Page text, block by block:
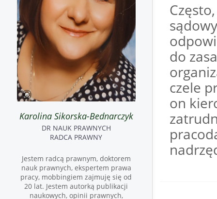
do
czele
on
Karolina Sikorska-Bednarczyk
DR NAUK PRAWNYCH
RADCA PRAWNY
Jestem radcą prawnym, doktorem
nauk prawnych, ekspertem prawa
pracy, mobbingiem zajmuję się od
20 lat. Jestem autorką publikacji
naukowych, opinii prawnych,